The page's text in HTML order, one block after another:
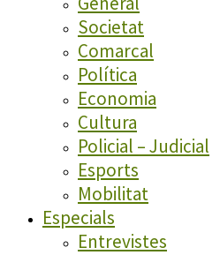
Societat
Comarcal
Política
Economia
Cultura
Policial – Judicial
Esports
Mobilitat
Especials
Entrevistes